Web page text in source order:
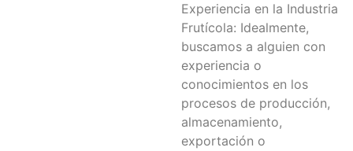
Experiencia en la Industria
Frutícola: Idealmente,
buscamos a alguien con
experiencia o
conocimientos en los
procesos de producción,
almacenamiento,
exportación o